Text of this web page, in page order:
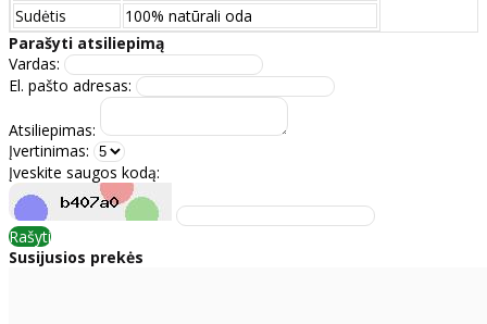
Sudėtis
100% natūrali oda
Parašyti atsiliepimą
Vardas:
El. pašto adresas:
Atsiliepimas:
Įvertinimas:
Įveskite saugos kodą:
Rašyti
Susijusios prekės